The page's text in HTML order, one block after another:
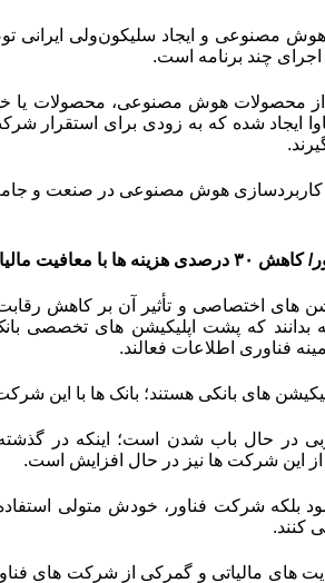
هوش مصنوعی و ایجاد سلیکون‌ولی
چند برنامه است.
از محصولات هوش مصنوعی، محصولات یا
ایجاد شده که به زودی برای استقرار
.
کاربردسازی هوش مصنوعی در صنعت و
مالیاتی
های اختصاصی و تأثیر آن بر کاهش
بدانند که پشت اپلیکیشن های تخصصی
فناوری اطلاعات فعالند.
های بانکی هستند؛ بانک ها با این
در حال باب شدن است؛ اینکه در
این شرکت ها نیز در حال افزایش است.
بلکه شرکت فناور، خودش متولی
کنند.
های مالیاتی و گمرکی از شرکت های